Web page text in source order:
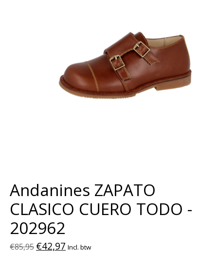
Andanines ZAPATO
CLASICO CUERO TODO -
202962
€85,95 €42,97 Incl. btw